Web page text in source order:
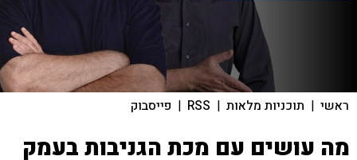
ראשי | תוכניות מלאות |
RSS
| פייסבוק
מה עושים עם מכת הגניבות בעמק